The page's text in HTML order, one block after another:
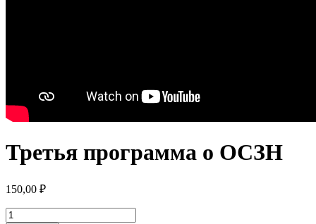
Третья программа о ОСЗН
150,00 ₽
Количество